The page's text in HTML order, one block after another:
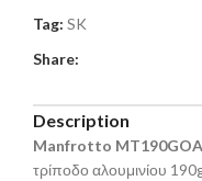
Tag: SK
Share:
Description
Manfrotto
τρίποδο αλουμινίου